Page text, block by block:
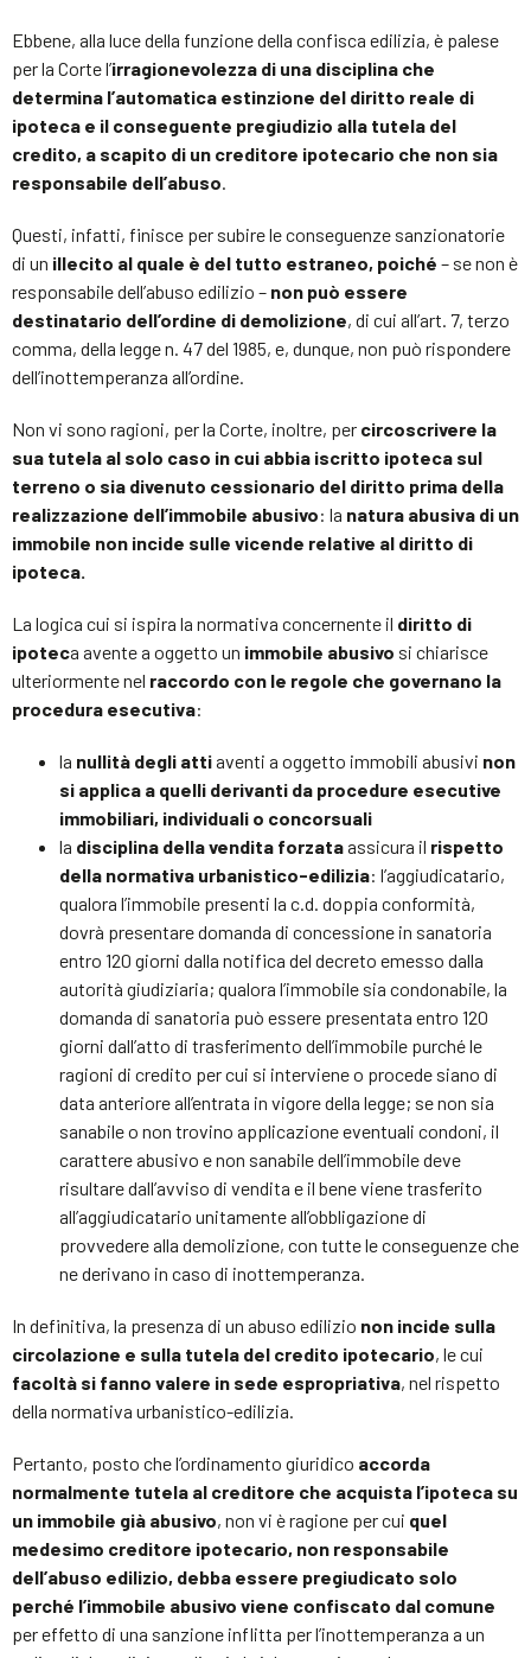
Ebbene, alla luce della funzione della confisca edilizia, è palese
per la Corte l’irragionevolezza di una disciplina che
determina l’automatica estinzione del diritto reale di
ipoteca e il conseguente pregiudizio alla tutela del
credito, a scapito di un creditore ipotecario che non sia
responsabile dell’abuso.
Questi, infatti, finisce per subire le conseguenze sanzionatorie
di un illecito al quale è del tutto estraneo, poiché – se non è
responsabile dell’abuso edilizio – non può essere
destinatario dell’ordine di demolizione, di cui all’art. 7, terzo
comma, della legge n. 47 del 1985, e, dunque, non può rispondere
dell’inottemperanza all’ordine.
Non vi sono ragioni, per la Corte, inoltre, per circoscrivere la
sua tutela al solo caso in cui abbia iscritto ipoteca sul
terreno o sia divenuto cessionario del diritto prima della
realizzazione dell’immobile abusivo: la natura abusiva di un
immobile non incide sulle vicende relative al diritto di
ipoteca.
La logica cui si ispira la normativa concernente il diritto di
ipoteca avente a oggetto un immobile abusivo si chiarisce
ulteriormente nel raccordo con le regole che governano la
procedura esecutiva:
la nullità degli attiaventi a oggetto immobili abusivi non
si applica a quelli derivanti da procedure esecutive
immobiliari, individuali o concorsuali
la disciplina della vendita forzataassicura il rispetto
della normativa urbanistico-edilizia: l’aggiudicatario,
qualora l’immobile presenti la c.d. doppia conformità,
dovrà presentare domanda di concessione in sanatoria
entro 120 giorni dalla notifica del decreto emesso dalla
autorità giudiziaria; qualora l’immobile sia condonabile, la
domanda di sanatoria può essere presentata entro 120
giorni dall’atto di trasferimento dell’immobile purché le
ragioni di credito per cui si interviene o procede siano di
data anteriore all’entrata in vigore della legge; se non sia
sanabile o non trovino applicazione eventuali condoni, il
carattere abusivo e non sanabile dell’immobile deve
risultare dall’avviso di vendita e il bene viene trasferito
all’aggiudicatario unitamente all’obbligazione di
provvedere alla demolizione, con tutte le conseguenze che
ne derivano in caso di inottemperanza.
In definitiva, la presenza di un abuso edilizio non incide sulla
circolazione e sulla tutela del credito ipotecario, le cui
facoltà si fanno valere in sede espropriativa, nel rispetto
della normativa urbanistico-edilizia.
Pertanto, posto che l’ordinamento giuridico accorda
normalmente tutela al creditore che acquista l’ipoteca su
un immobile già abusivo, non vi è ragione per cui quel
medesimo creditore ipotecario, non responsabile
dell’abuso edilizio, debba essere pregiudicato solo
perché l’immobile abusivo viene confiscato dal comune
per effetto di una sanzione inflitta per l’inottemperanza a un